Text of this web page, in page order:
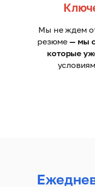
Мы не ждем
резюме — мы
которые